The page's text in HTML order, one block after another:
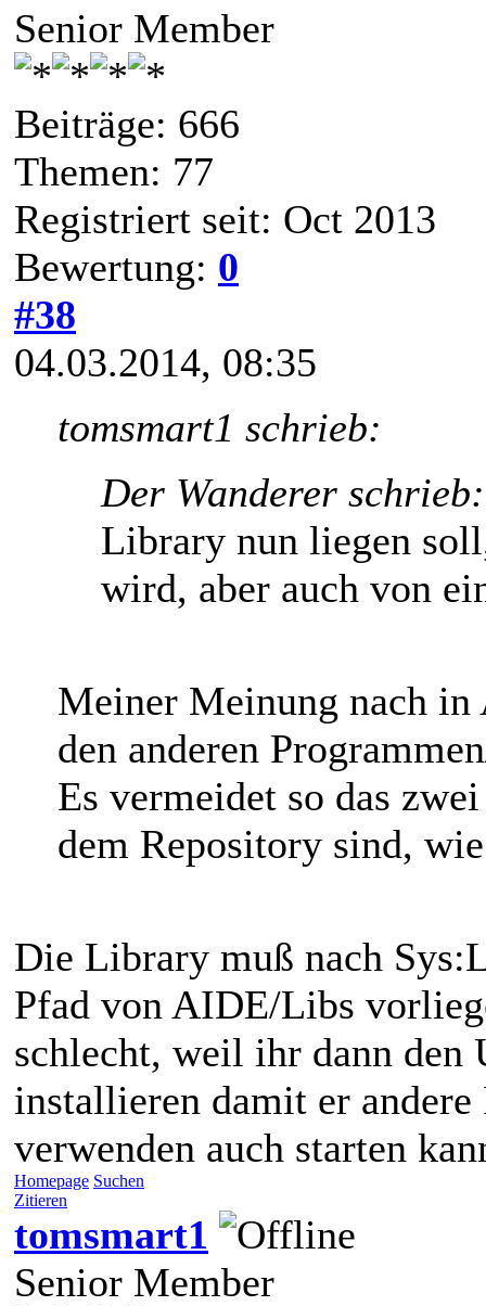
Senior Member
Beiträge: 666
Themen: 77
Registriert seit: Oct 2013
Bewertung: 0
#38
04.03.2014, 08:35
tomsmart1 schrieb:
Der Wanderer schrieb:
Library nun liegen
wird, aber auch von
Meiner Meinung nach
den anderen
Es vermeidet so das
dem Repository sind,
Die Library muß nach
Pfad von AIDE/Libs
schlecht, weil ihr dann den
installieren damit er
verwenden auch starten
Homepage Suchen
Zitieren
tomsmart1
Senior Member